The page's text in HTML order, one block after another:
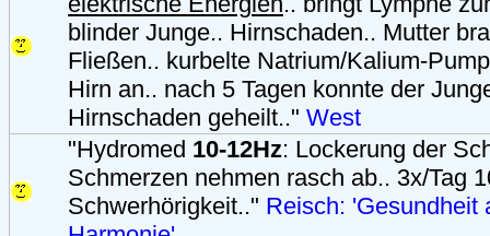
blinder Junge.. Hirnschaden.. Mutter
Fließen.. kurbelte Natrium/Kalium-
Hirn an.. nach 5 Tagen konnte der
Hirnschaden geheilt.." West
"Hydromed 10-12Hz: Lockerung der
Schmerzen nehmen rasch ab.. 3x/Tag
Schwerhörigkeit.." Reisch: 'Gesundheit